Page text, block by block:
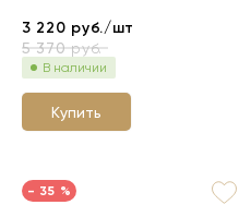
3 220 руб./шт
5 370руб.
В наличии
Купить
- 35 %